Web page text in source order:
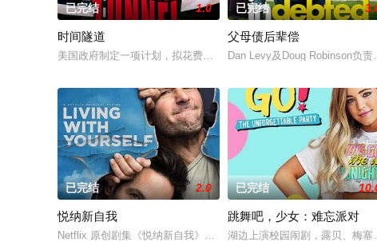
已完结 1.0
时间隧道
美国政府制定一项计划，拟花费七十亿美元，建造一台可以提供时空
已完结
父母债后辈偿
Dan Levy及Doug Robinson负
已完结 2.0
悦纳新自我
Netflix 原创剧集《悦纳新自我》是一部创新性的存在主义喜剧，引发
已完结
跳舞吧，少女：难忘派对
湖边上演校园闹剧，露贝、梅